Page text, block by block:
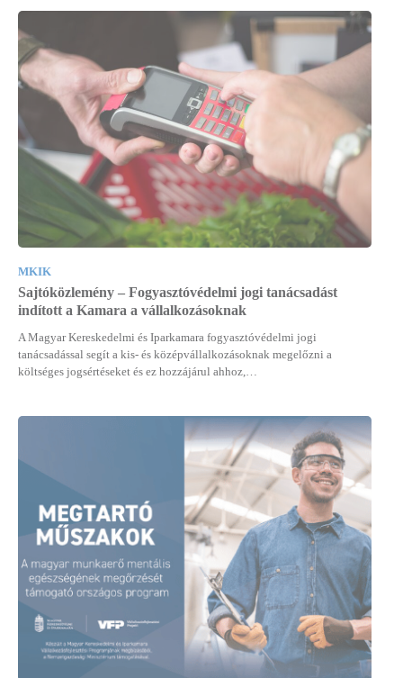
MKIK
Sajtóközlemény – Fogyasztóvédelmi jogi tanácsadást
indított a Kamara a vállalkozásoknak
A Magyar Kereskedelmi és Iparkamara fogyasztóvédelmi jogi
tanácsadással segít a kis- és középvállalkozásoknak megelőzni a
költséges jogsértéseket és ez hozzájárul ahhoz,…